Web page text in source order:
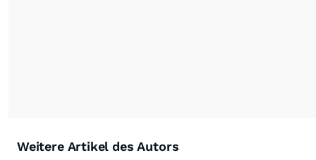
Weitere Artikel des Autors